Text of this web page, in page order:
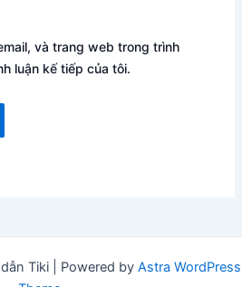
và trang web trong trình
luận kế tiếp của tôi.
Tiki | Powered by Astra WordPress